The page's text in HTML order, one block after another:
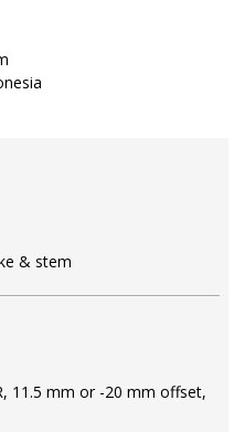
& stem
11.5 mm or -20 mm offset,